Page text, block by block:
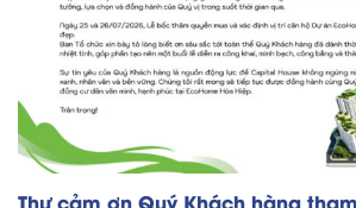
Thư cảm ơn Quý Khách hàng